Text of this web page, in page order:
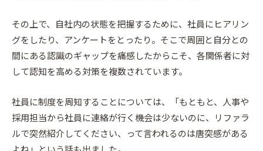
その上で、自社内の状態を把握するために、社員にヒアリン
グをしたり、アンケートをとったり。そこで周囲と自分との
間にある認識のギャップを痛感したからこそ、各関係者に対
して認知を高める対策を複数されています。
社員に制度を周知することについては、「もともと、人事や
採用担当から社員に連絡が行く機会は少ないのに、リファラ
ルで突然紹介してください、って言われるのは唐突感がある